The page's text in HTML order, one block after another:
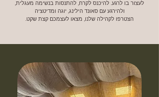
לעצור בו לרגע. להיכנס לקרח, להתנסות ‏בנשימה מעגלית,
ולהירגע עם סאונד הילינג, יוגה ומדיטציה
.הצטרפו לקהילה שלנו, מצאו לעצמכם קצת שקט